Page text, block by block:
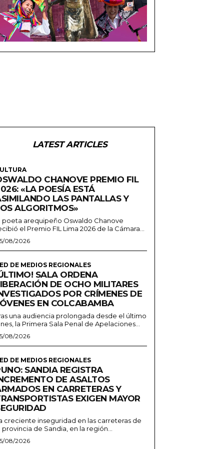
LATEST ARTICLES
CHANOVE PREMIO FIL
«LA POESÍA ESTÁ
LAS PANTALLAS Y
ALGORITMOS»
poeta arequipeño Oswaldo Chanove
el Premio FIL Lima 2026 de la Cámara...
08/2026
DE MEDIOS REGIONALES
SALA ORDENA
DE OCHO MILITARES
POR CRÍMENES DE
EN COLCABAMBA
una audiencia prolongada desde el último
la Primera Sala Penal de Apelaciones...
08/2026
DE MEDIOS REGIONALES
SANDIA REGISTRA
DE ASALTOS
EN CARRETERAS Y
EXIGEN MAYOR
creciente inseguridad en las carreteras de
provincia de Sandia, en la región...
08/2026